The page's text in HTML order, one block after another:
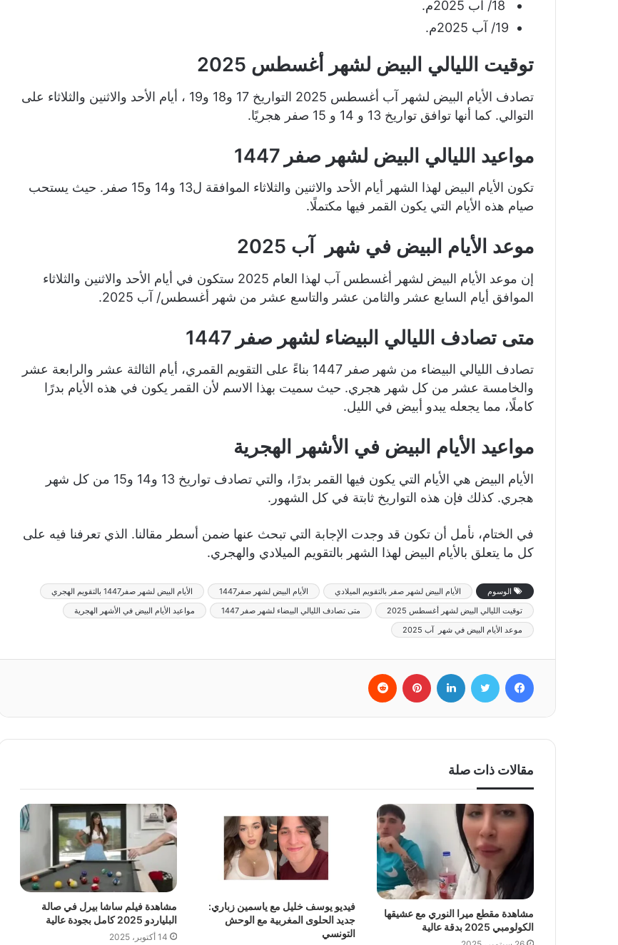
19/ آب 2025م.
توقيت الليالي البيض لشهر أغسطس 2025
تصادف الأيام البيض لشهر آب أغسطس 2025 التواريخ 17 و18 و19 ، أيام الأحد والاثنين والثلاثاء على
التوالي. كما أنها توافق تواريخ 13 و 14 و 15 صفر هجريًا.
مواعيد الليالي البيض لشهر صفر 1447
تكون الأيام البيض لهذا الشهر أيام الأحد والاثنين والثلاثاء الموافقة ل13 و14 و15 صفر. حيث يستحب
صيام هذه الأيام التي يكون القمر فيها مكتملًا.
موعد الأيام البيض في شهر آب 2025
إن موعد الأيام البيض لشهر أغسطس آب لهذا العام 2025 ستكون في أيام الأحد والاثنين والثلاثاء
الموافق أيام السابع عشر والثامن عشر والتاسع عشر من شهر أغسطس/ آب 2025.
متى تصادف الليالي البيضاء لشهر صفر 1447
تصادف الليالي البيضاء من شهر صفر 1447 بناءً على التقويم القمري، أيام الثالثة عشر والرابعة عشر
والخامسة عشر من كل شهر هجري. حيث سميت بهذا الاسم لأن القمر يكون في هذه الأيام بدرًا
كاملًا، مما يجعله يبدو أبيض في الليل.
مواعيد الأيام البيض في الأشهر الهجرية
الأيام البيض هي الأيام التي يكون فيها القمر بدرًا، والتي تصادف تواريخ 13 و14 و15 من كل شهر
هجري. كذلك فإن هذه التواريخ ثابتة في كل الشهور.
في الختام، نأمل أن تكون قد وجدت الإجابة التي تبحث عنها ضمن أسطر مقالنا. الذي تعرفنا فيه على
كل ما يتعلق بالأيام البيض لهذا الشهر بالتقويم الميلادي والهجري.
الوسوم الأيام البيض لشهر صفر بالتقويم الميلادي الأيام البيض لشهر صفر1447
الأيام البيض لشهر صفر1447 بالتقويم الهجري
توقيت الليالي البيض لشهر أغسطس 2025
متى تصادف الليالي البيضاء لشهر صفر 1447
مواعيد الأيام البيض في الأشهر الهجرية
موعد الأيام البيض في شهر آب 2025
مقالات ذات صلة
مشاهدة مقطع ميرا النوري مع عشيقها
الكولومبي 2025 بدقة عالية
فيديو يوسف خليل مع ياسمين زباري:
جديد الحلوى المغربية مع الوحش
التونسي
مشاهدة فيلم ساشا بيرل في صالة
البلياردو 2025 كامل بجودة عالية
14 أكتوبر، 2025